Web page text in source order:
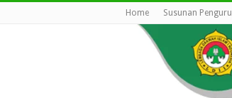
Home Susunan